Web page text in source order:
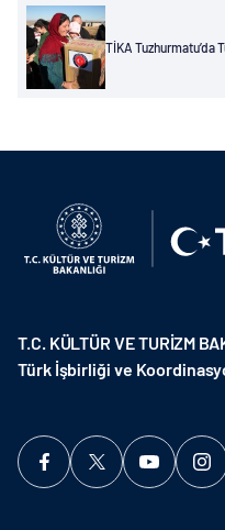
TİKA Tuzhurmatu’da
T.C. KÜLTÜR VE TURİZM
Türk İşbirliği ve